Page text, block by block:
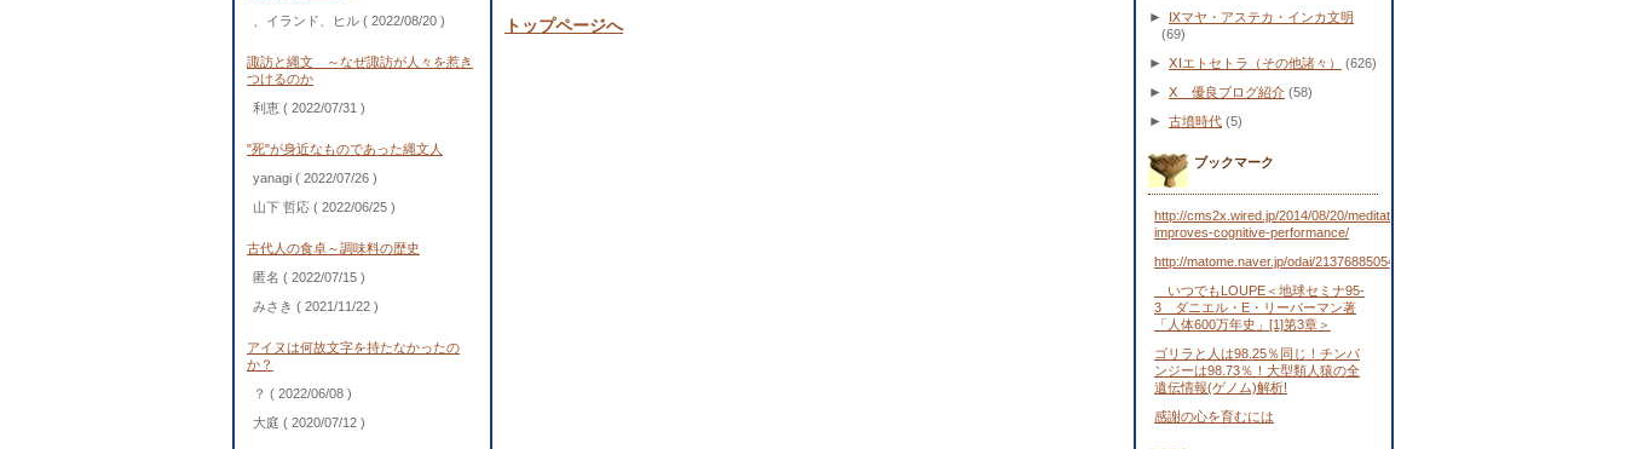
、イランド、ヒル ( 2022/08/20 )
諏訪と縄文 ～なぜ諏訪が人々を惹き
つけるのか
利恵 ( 2022/07/31 )
"死"が身近なものであった縄文人
yanagi ( 2022/07/26 )
山下 哲応 ( 2022/06/25 )
古代人の食卓～調味料の歴史
匿名 ( 2022/07/15 )
みさき ( 2021/11/22 )
アイヌは何故文字を持たなかったの
か？
？ ( 2022/06/08 )
大庭 ( 2020/07/12 )
トップページへ ►
Ⅸマヤ・アステカ・インカ文明
(69)
► ⅩⅠエトセトラ（その他諸々） (626)
► Ⅹ 優良ブログ紹介 (58)
► 古墳時代 (5)
ブックマーク
http://cms2x.wired.jp/2014/08/20/meditation-
improves-cognitive-performance/
http://matome.naver.jp/odai/2137688505443481701
いつでもLOUPE＜地球セミナ95-
3 ダニエル・E・リーバーマン著
「人体600万年史」[1]第3章＞
ゴリラと人は98.25％同じ！チンパ
ンジーは98.73％！大型類人猿の全
遺伝情報(ゲノム)解析!
感謝の心を育むには